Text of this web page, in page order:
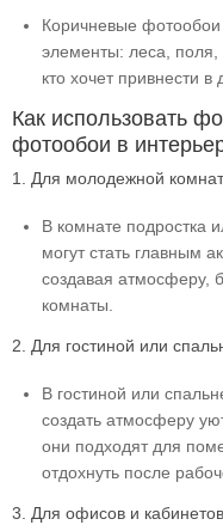
Коричневые
элементы: леса, поля,
кто хочет привнести
Как использовать
фотообои в
1. Для молодежной
В комнате подростка
могут стать главным
создавая атмосферу,
комнаты.
2. Для гостиной или
В гостиной или
создать атмосферу
они подходят для
отдохнуть после
3. Для офисов и кабинетов